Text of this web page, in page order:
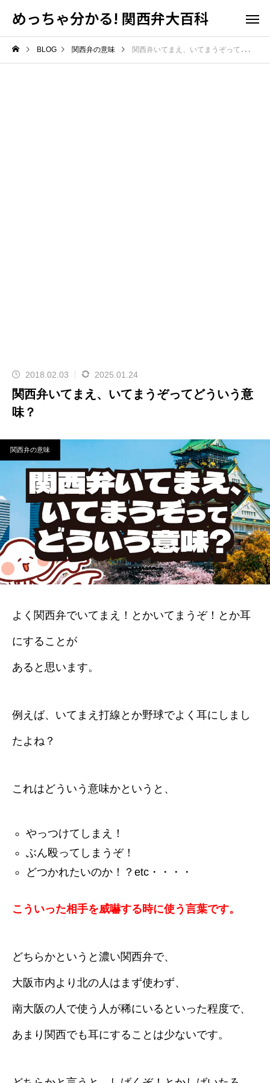
めっちゃ分かる! 関西弁大百科
BLOG 関西弁の意味 関西弁いてまえ、いてまうぞってどういう意味？
2018.02.03 2025.01.24
関西弁いてまえ、いてまうぞってどういう意
味？
関西弁の意味
よく関西弁でいてまえ！とかいてまうぞ！とか耳
にすることが
あると思います。
例えば、いてまえ打線とか野球でよく耳にしまし
たよね？
これはどういう意味かというと、
やっつけてしまえ！
ぶん殴ってしまうぞ！
どつかれたいのか！？etc・・・・
こういった相手を威嚇する時に使う言葉です。
どちらかというと濃い関西弁で、
大阪市内より北の人はまず使わず、
南大阪の人で使う人が稀にいるといった程度で、
あまり関西でも耳にすることは少ないです。